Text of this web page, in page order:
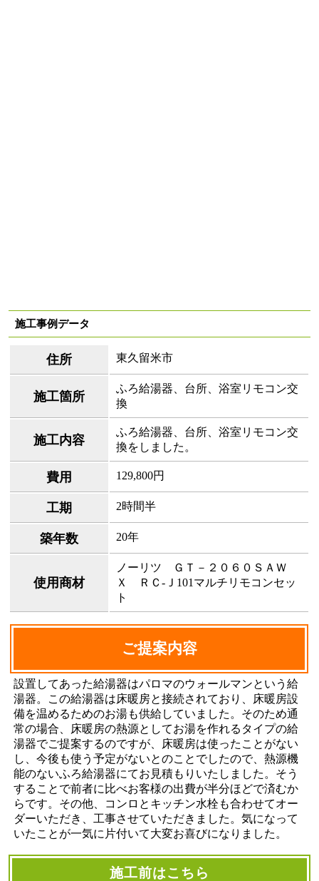
施工事例データ
住所 東久留米市
施工箇所
ふろ給湯器、台所、浴室リモコン交
換
施工内容
ふろ給湯器、台所、浴室リモコン交
換をしました。
費用 129,800円
工期 2時間半
築年数 20年
使用商材
ノーリツ ＧＴ－２０６０ＳＡＷ
Ｘ ＲＣ-Ｊ101マルチリモコンセッ
ト
ご提案内容
設置してあった給湯器はパロマのウォールマンという給
湯器。この給湯器は床暖房と接続されており、床暖房設
備を温めるためのお湯も供給していました。そのため通
常の場合、床暖房の熱源としてお湯を作れるタイプの給
湯器でご提案するのですが、床暖房は使ったことがない
し、今後も使う予定がないとのことでしたので、熱源機
能のないふろ給湯器にてお見積もりいたしました。そう
することで前者に比べお客様の出費が半分ほどで済むか
らです。その他、コンロとキッチン水栓も合わせてオー
ダーいただき、工事させていただきました。気になって
いたことが一気に片付いて大変お喜びになりました。
施工前はこちら